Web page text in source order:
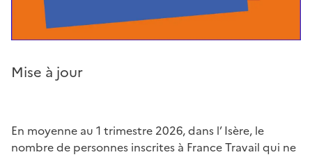
Mise à jour
En moyenne au 1 trimestre 2026, dans l’ Isère, le
nombre de personnes inscrites à France Travail qui ne